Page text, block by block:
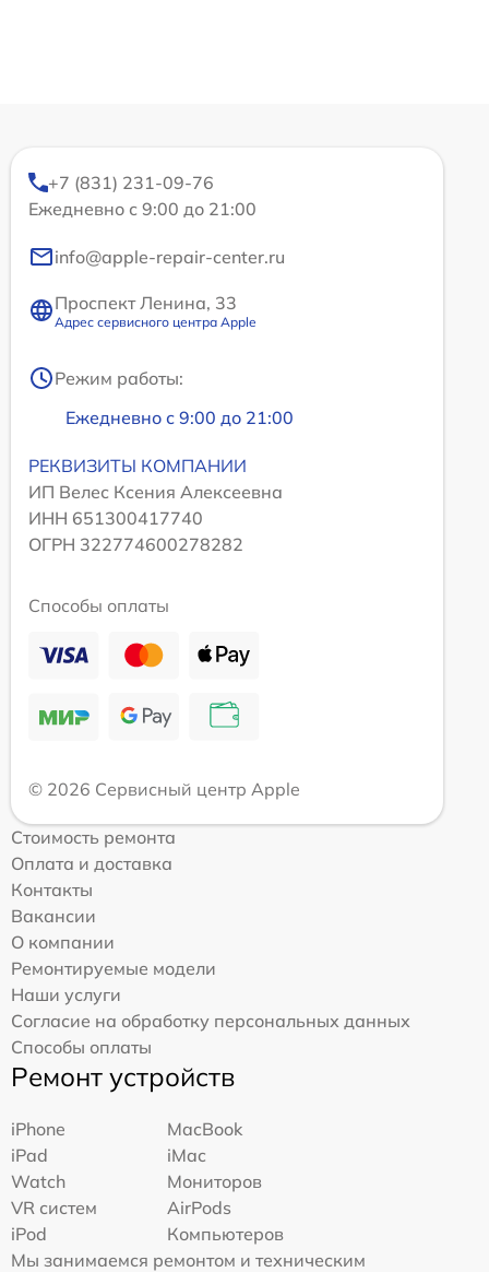
+7 (831) 231-09-76
Ежедневно с 9:00 до 21:00
info@apple-repair-center.ru
Проспект Ленина, 33
Адрес сервисного центра Apple
Режим работы:
Ежедневно с 9:00 до 21:00
РЕКВИЗИТЫ КОМПАНИИ
ИП Велес Ксения Алексеевна
ИНН 651300417740
ОГРН 322774600278282
Способы оплаты
© 2026 Сервисный центр Apple
Стоимость ремонта
Оплата и доставка
Контакты
Вакансии
О компании
Ремонтируемые модели
Наши услуги
Согласие на обработку персональных данных
Способы оплаты
Ремонт устройств
iPhone
MacBook
iPad
iMac
Watch
Мониторов
VR систем
AirPods
iPod
Компьютеров
Мы занимаемся ремонтом и техническим